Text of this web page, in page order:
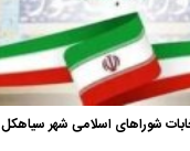
شوراهای اسلامی شهر سیاهکل